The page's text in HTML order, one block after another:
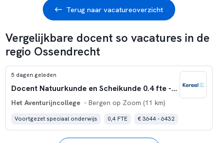
Terug naar vacatureoverzicht
Vergelijkbare docent so vacatures in de
regio Ossendrecht
5 dagen geleden
Docent Natuurkunde en Scheikunde 0.4 fte - Het Aventurijncollege Bergen op Zoom
Het Aventurijncollege - Bergen op Zoom (11 km)
Voortgezet speciaal onderwijs 0,4 FTE € 3644 - 6432